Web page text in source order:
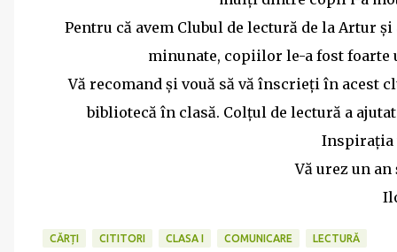
Pentru că avem Clubul de lectură de la Artur
minunate, copiilor le-a fost foarte
Vă recomand și vouă să vă înscrieți în acest
bibliotecă în clasă. Colțul de lectură a
Inspirația
Vă urez un
CĂRȚI CITITORI CLASA I COMUNICARE LECTURĂ